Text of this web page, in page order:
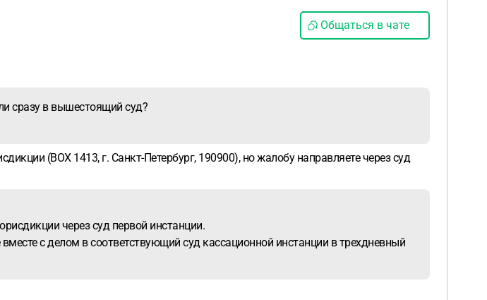
Общаться в чате
сразу в вышестоящий суд?
(BOX 1413, г. Санкт-Петербург, 190900), но жалобу направляете через суд
через суд первой инстанции.
с делом в соответствующий суд кассационной инстанции в трехдневный